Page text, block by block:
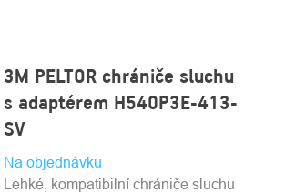
3M PELTOR chrániče sluchu
s adaptérem H540P3E-413-
SV
Na objednávku
Lehké, kompatibilní chrániče sluchu